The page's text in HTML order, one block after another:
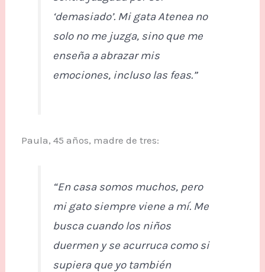
‘demasiado’. Mi gata Atenea no
solo no me juzga, sino que me
enseña a abrazar mis
emociones, incluso las feas.”
Paula, 45 años, madre de tres:
“En casa somos muchos, pero
mi gato siempre viene a mí. Me
busca cuando los niños
duermen y se acurruca como si
supiera que yo también